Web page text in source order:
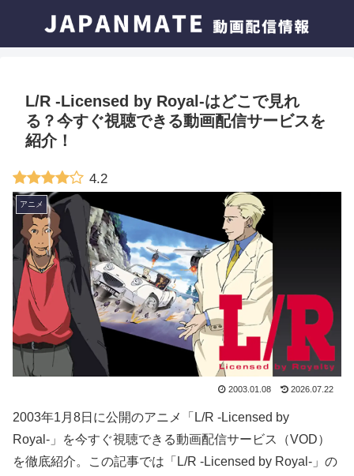
L/R -Licensed by Royal-はどこで見れ
る？今すぐ視聴できる動画配信サービスを
紹介！
4.2
アニメ
2003.01.08 2026.07.22
2003年1月8日に公開のアニメ「L/R -Licensed by
Royal-」を今すぐ視聴できる動画配信サービス（VOD）
を徹底紹介。この記事では「L/R -Licensed by Royal-」の